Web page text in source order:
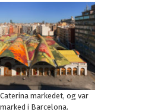
markedet, og var
i Barcelona.